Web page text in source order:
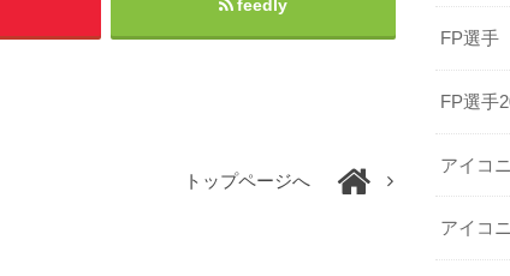
feedly
トップページへ
FP選手
FP選手
アイコ
アイコ